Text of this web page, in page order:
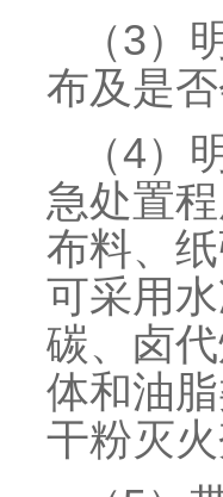
（3）
布及是
（4）
急处置
布料、
可采用
碳、卤
体和油
干粉灭